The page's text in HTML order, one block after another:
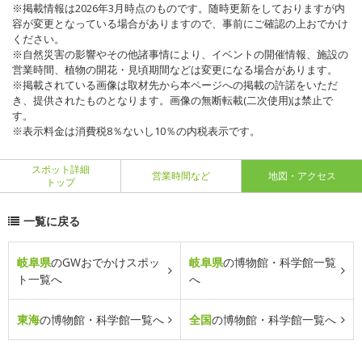
※掲載情報は2026年3月時点のものです。随時更新をしておりますが内
容が変更となっている場合がありますので、事前にご確認の上おでかけ
ください。
※自然災害の影響やその他諸事情により、イベントの開催情報、施設の
営業時間、植物の開花・見頃期間などは変更になる場合があります。
※掲載されている画像は取材先から本ページへの掲載の許諾をいただ
き、提供されたものとなります。画像の無断転載(二次使用)は禁止で
す。
※表示料金は消費税8％ないし10％の内税表示です。
スポット詳細
トップ
営業時間など 地図・アクセス
一覧に戻る
岐阜県のGWおでかけスポッ
ト一覧へ
岐阜県の博物館・科学館一覧
へ
東海の博物館・科学館一覧へ 全国の博物館・科学館一覧へ